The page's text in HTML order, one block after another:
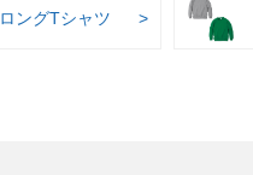
ロングTシャツ